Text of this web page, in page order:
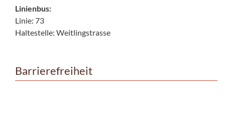
Linienbus:
Linie: 73
Haltestelle: Weitlingstrasse
Barrierefreiheit